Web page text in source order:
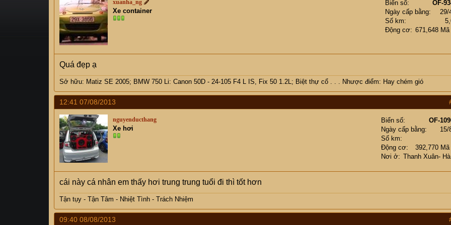
s
t
a
t
e
r
i
xuanha_ng
Xe container
Biển số
OF-
Ngày cấp bằng
29/
Số km
Động cơ
671,648
Quá đẹp ạ
Sở hữu: Matiz SE 2005; BMW 750 Li: Canon 50D - 24-105 F4 L IS, Fix 50 1.2L; Biệt thự cổ . . . Nhược điểm: Hay chém gió
12:41 07/08/2013
nguyenducthang
Xe hơi
Biển số
OF-
Ngày cấp bằng
15/
Số km
Động cơ
392,770
Nơi ở
Thanh Xuân-
cái này cá nhân em thấy hơi trung trung tuổi đi thì tốt hơn
Tận tụy - Tận Tâm - Nhiệt Tình - Trách Nhiệm
09:40 08/08/2013